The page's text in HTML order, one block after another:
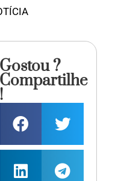
Gostou ?
Compartilhe
!